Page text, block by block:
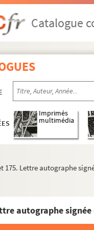
Catalogue
Imprimés
multimédia
175. Lettre autographe
Correspondance de Palloy
III. Apôtres de la Liberté.